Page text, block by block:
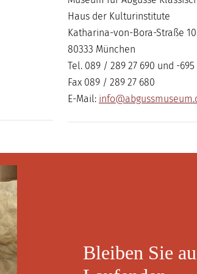
Haus der Kulturinstitute
Katharina-von-Bora-Straße 10
80333 München
Tel. 089 / 289 27 690 und -695
Fax 089 / 289 27 680
E-Mail:
Bleiben Sie